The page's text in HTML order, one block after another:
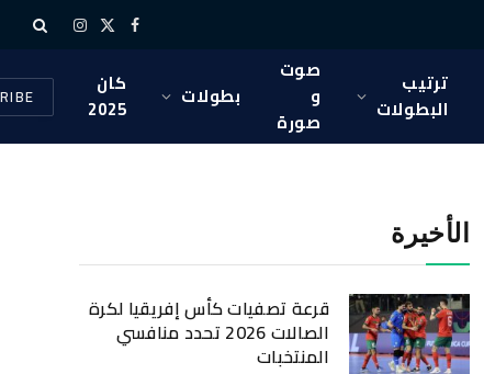
فيسبوك
X
الانستغرام
ترتيب
البطولات
صوت
و
صورة
بطولات
كان
2025
الأخيرة
قرعة تصفيات كأس إفريقيا لكرة
الصالات 2026 تحدد منافسي
المنتخبات